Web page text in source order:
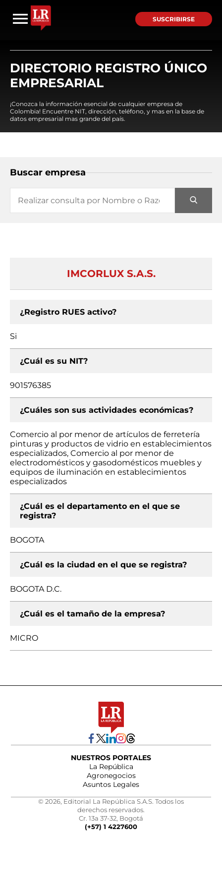
SUSCRIBIRSE
DIRECTORIO REGISTRO ÚNICO
EMPRESARIAL
¡Conozca la información esencial de cualquier empresa de
Colombia! Encuentre NIT, dirección, teléfono, y mas en la base de
datos empresarial mas grande del país.
Buscar empresa
IMCORLUX S.A.S.
¿Registro RUES activo?
Si
¿Cuál es su NIT?
901576385
¿Cuáles son sus actividades económicas?
Comercio al por menor de artículos de ferretería
pinturas y productos de vidrio en establecimientos
especializados, Comercio al por menor de
electrodomésticos y gasodomésticos muebles y
equipos de iluminación en establecimientos
especializados
¿Cuál es el departamento en el que se
registra?
BOGOTA
¿Cuál es la ciudad en el que se registra?
BOGOTA D.C.
¿Cuál es el tamaño de la empresa?
MICRO
NUESTROS PORTALES
La República
Agronegocios
Asuntos Legales
© 2026, Editorial La República S.A.S. Todos los
derechos reservados.
Cr. 13a 37-32, Bogotá
(+57) 1 4227600